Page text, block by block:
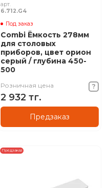
арт.
6.712.G4
Под заказ
Combi Ёмкость 278мм
для столовых
приборов, цвет орион
серый / глубина 450-
500
Розничная цена
2 932 тг.
Предзаказ
Предзаказ